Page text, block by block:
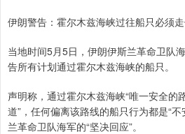
伊朗警告：霍尔木兹海峡过往船只必须
当地时间5月5日，伊朗伊斯兰革命卫队
告所有计划通过霍尔木兹海峡的船只。
声明称，通过霍尔木兹海峡“唯一安全的
道”，任何偏离该路线的船只行为都是“
兰革命卫队海军的“坚决回应”。